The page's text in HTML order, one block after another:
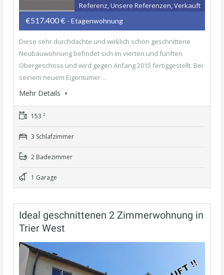
Referenz, Unsere Referenzen, Verkauft
€517.400 € - Etagenwohnung
Diese sehr durchdachte und wirklich schön geschnittene
Neubauwohnung befindet sich im vierten und fünften
Obergeschoss und wird gegen Anfang 2015 fertiggestellt. Bei
seinem neuem Eigentümer…
Mehr Details
153 ²
3 Schlafzimmer
2 Badezimmer
1 Garage
Ideal geschnittenen 2 Zimmerwohnung in
Trier West